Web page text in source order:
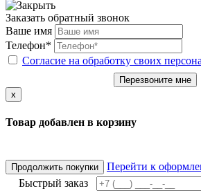
Заказать обратный звонок
Ваше имя
Телефон*
Согласие на обработку своих
Перезвоните мне
x
Товар добавлен в корзину
Продолжить покупки
Перейти к
Быстрый заказ